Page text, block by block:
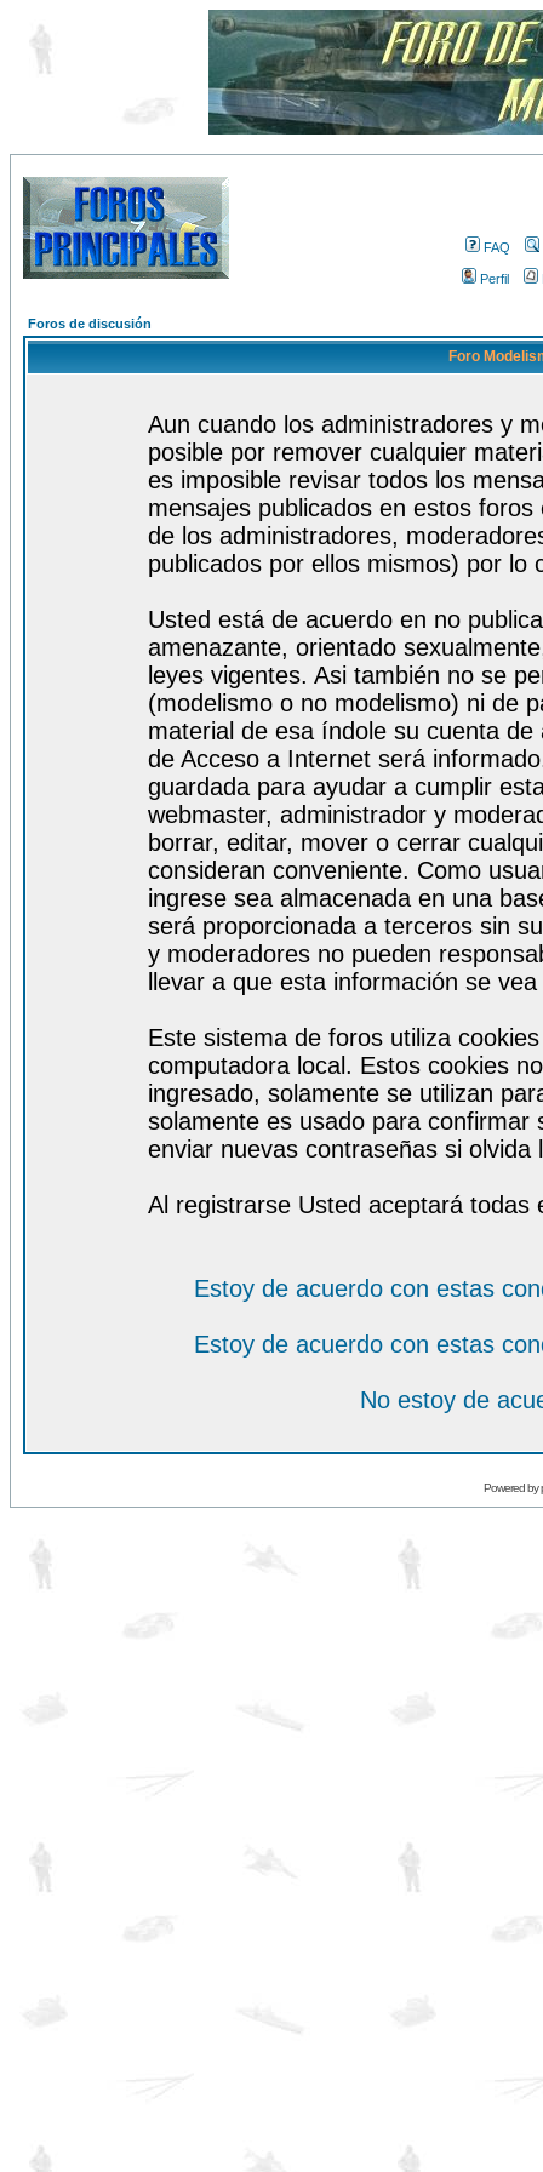
FAQ
Perfil
Foros de discusión
Foro
Aun cuando los administradores y
posible por remover cualquier
es imposible revisar todos los
mensajes publicados en estos
de los administradores,
publicados por ellos mismos) por lo
Usted está de acuerdo en no
amenazante, orientado
leyes vigentes. Asi también no se
(modelismo o no modelismo) ni de
material de esa índole su cuenta
de Acceso a Internet será
guardada para ayudar a cumplir
webmaster, administrador y
borrar, editar, mover o cerrar
consideran conveniente. Como
ingrese sea almacenada en una
será proporcionada a terceros sin
y moderadores no pueden
llevar a que esta información se
Este sistema de foros utiliza
computadora local. Estos cookies
ingresado, solamente se utilizan
solamente es usado para
enviar nuevas contraseñas si olvida
Al registrarse Usted aceptará todas
Estoy de acuerdo con estas
Estoy de acuerdo con estas
No estoy de
Powered by